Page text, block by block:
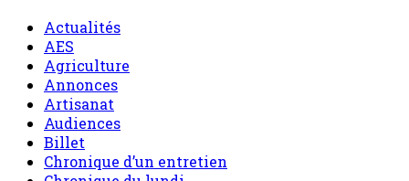
Actualités
AES
Agriculture
Annonces
Artisanat
Audiences
Billet
Chronique d’un entretien